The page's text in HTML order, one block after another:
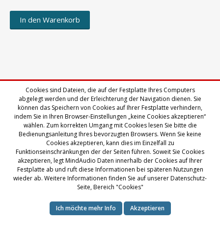
In den Warenkorb
© Icy-Medien GmbH
Vertrag widerrufen
Cookies sind Dateien, die auf der Festplatte Ihres Computers
abgelegt werden und der Erleichterung der Navigation dienen. Sie
können das Speichern von Cookies auf Ihrer Festplatte verhindern,
indem Sie in Ihren Browser-Einstellungen „keine Cookies akzeptieren“
wählen. Zum korrekten Umgang mit Cookies lesen Sie bitte die
Bedienungsanleitung Ihres bevorzugten Browsers. Wenn Sie keine
Cookies akzeptieren, kann dies im Einzelfall zu
Funktionseinschränkungen der der Seiten führen. Soweit Sie Cookies
akzeptieren, legt MindAudio Daten innerhalb der Cookies auf Ihrer
Festplatte ab und ruft diese Informationen bei späteren Nutzungen
wieder ab. Weitere Informationen finden Sie auf unserer Datenschutz-
Seite, Bereich "Cookies"
Ich möchte mehr Info Akzeptieren